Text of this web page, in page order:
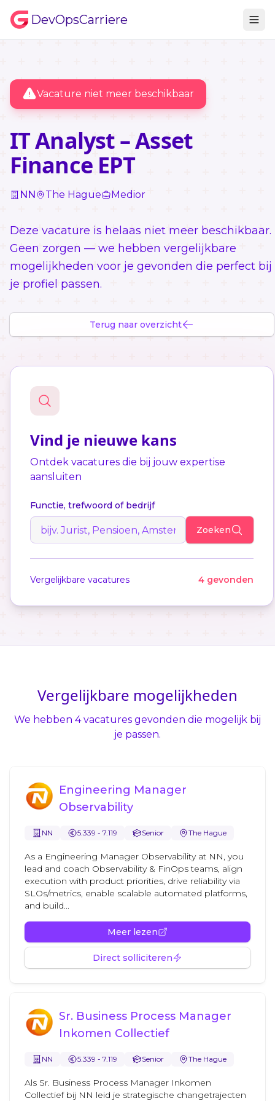
DevOpsCarriere
Vacature niet meer beschikbaar
IT Analyst – Asset
Finance EPT
NN The Hague Medior
Deze vacature is helaas niet meer beschikbaar.
Geen zorgen — we hebben vergelijkbare
mogelijkheden voor je gevonden die perfect bij
je profiel passen.
Terug naar overzicht
Vind je nieuwe kans
Ontdek vacatures die bij jouw expertise
aansluiten
Functie, trefwoord of bedrijf
Zoeken
Vergelijkbare vacatures 4 gevonden
Vergelijkbare mogelijkheden
We hebben 4 vacatures gevonden die mogelijk bij
je passen.
Engineering Manager
Observability
NN 5.339 - 7.119 Senior The Hague
As a Engineering Manager Observability at NN, you
lead and coach Observability & FinOps teams, align
execution with product priorities, drive reliability via
SLOs/metrics, enable scalable automated platforms,
and build...
Meer lezen
Direct solliciteren
Sr. Business Process Manager
Inkomen Collectief
NN 5.339 - 7.119 Senior The Hague
Als Sr. Business Process Manager Inkomen
Collectief bij NN leid je strategische changetrajecten